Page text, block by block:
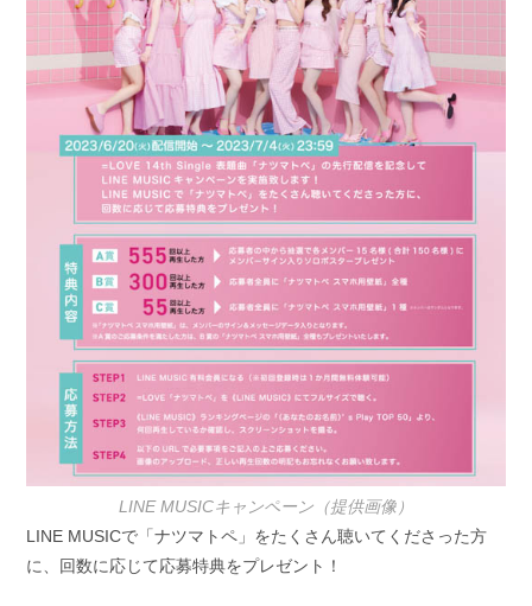
LINE MUSICキャンペーン（提供画像）
LINE MUSICで「ナツマトペ」をたくさん聴いてくださった方
に、回数に応じて応募特典をプレゼント！